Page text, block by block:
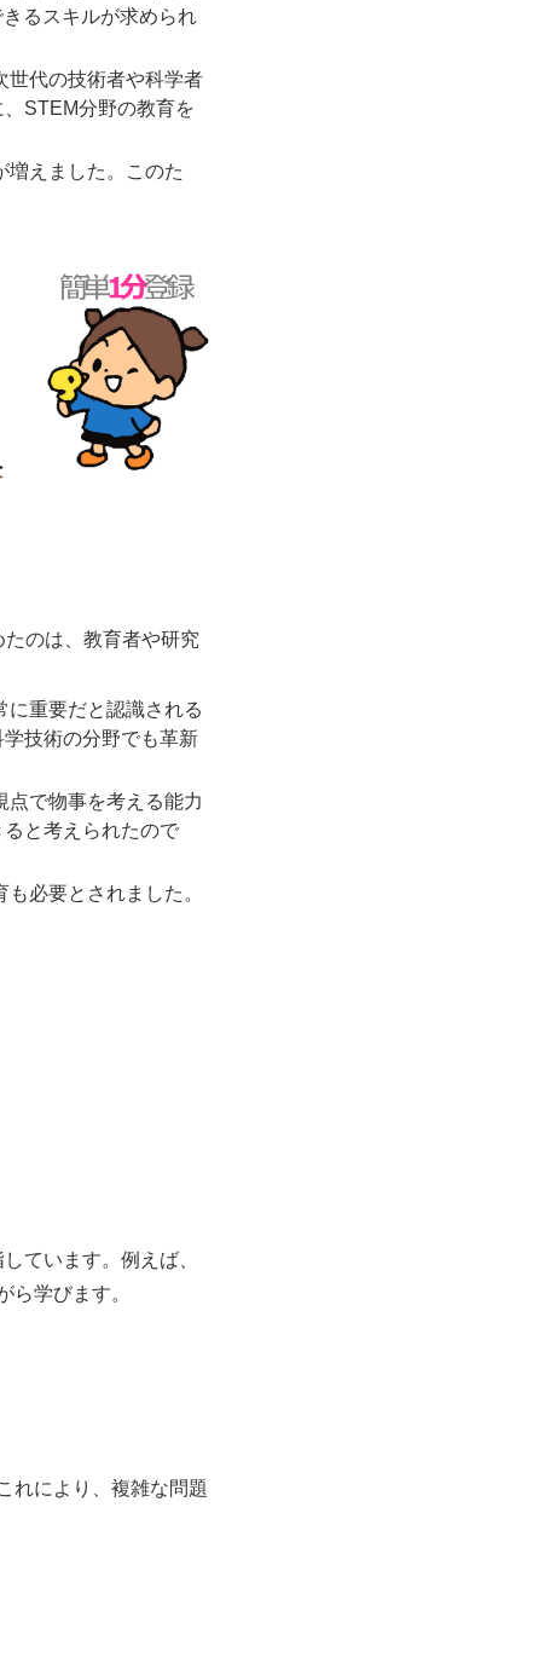
るスキルが求められ
世代の技術者や科学者
STEM分野の教育を
増えました。このた
のは、教育者や研究
に重要だと認識される
技術の分野でも革新
点で物事を考える能力
と考えられたので
必要とされました。
ています。例えば、
ら学びます。
れにより、複雑な問題